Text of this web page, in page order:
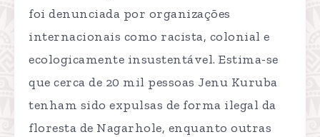
foi denunciada por organizações
internacionais como racista, colonial e
ecologicamente insustentável. Estima-se
que cerca de 20 mil pessoas Jenu Kuruba
tenham sido expulsas de forma ilegal da
floresta de Nagarhole, enquanto outras